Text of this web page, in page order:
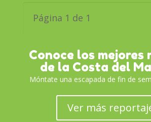
Página 1 de 1
Conoce los mejores
de la Costa del
Móntate una escapada de fin de
Ver más